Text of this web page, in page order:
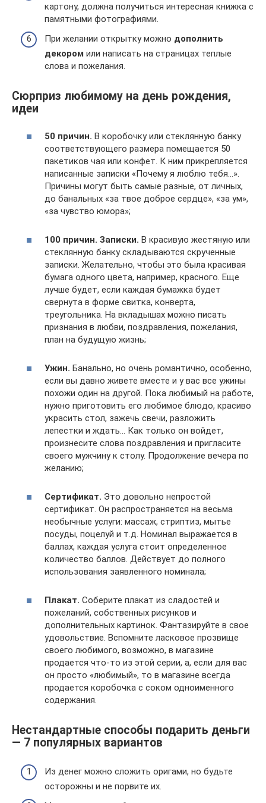
картону, должна получиться интересная книжка с
памятными фотографиями.
При желании открытку можно дополнить
декором или написать на страницах теплые
слова и пожелания.
Сюрприз любимому на день рождения,
идеи
50 причин. В коробочку или стеклянную банку
соответствующего размера помещается 50
пакетиков чая или конфет. К ним прикрепляется
написанные записки «Почему я люблю тебя…».
Причины могут быть самые разные, от личных,
до банальных «за твое доброе сердце», «за ум»,
«за чувство юмора»;
100 причин. Записки. В красивую жестяную или
стеклянную банку складываются скрученные
записки. Желательно, чтобы это была красивая
бумага одного цвета, например, красного. Еще
лучше будет, если каждая бумажка будет
свернута в форме свитка, конверта,
треугольника. На вкладышах можно писать
признания в любви, поздравления, пожелания,
план на будущую жизнь;
Ужин. Банально, но очень романтично, особенно,
если вы давно живете вместе и у вас все ужины
похожи один на другой. Пока любимый на работе,
нужно приготовить его любимое блюдо, красиво
украсить стол, зажечь свечи, разложить
лепестки и ждать… Как только он войдет,
произнесите слова поздравления и пригласите
своего мужчину к столу. Продолжение вечера по
желанию;
Сертификат. Это довольно непростой
сертификат. Он распространяется на весьма
необычные услуги: массаж, стриптиз, мытье
посуды, поцелуй и т.д. Номинал выражается в
баллах, каждая услуга стоит определенное
количество баллов. Действует до полного
использования заявленного номинала;
Плакат. Соберите плакат из сладостей и
пожеланий, собственных рисунков и
дополнительных картинок. Фантазируйте в свое
удовольствие. Вспомните ласковое прозвище
своего любимого, возможно, в магазине
продается что-то из этой серии, а, если для вас
он просто «любимый», то в магазине всегда
продается коробочка с соком одноименного
содержания.
Нестандартные способы подарить деньги
— 7 популярных вариантов
Из денег можно сложить оригами, но будьте
осторожны и не порвите их.